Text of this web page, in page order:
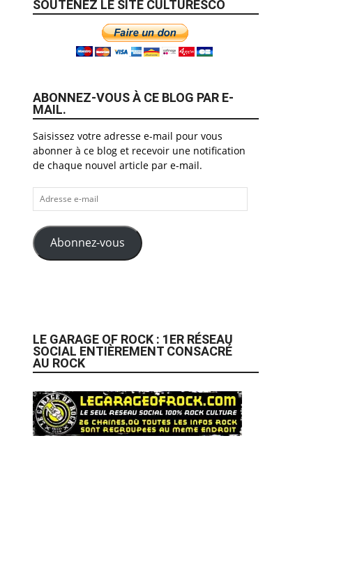
SOUTENEZ LE SITE CULTURESCO
ABONNEZ-VOUS À CE BLOG PAR E-
MAIL.
Saisissez votre adresse e-mail pour vous
abonner à ce blog et recevoir une notification
de chaque nouvel article par e-mail.
Adresse
e-
mail
Abonnez-vous
LE GARAGE OF ROCK : 1ER RÉSEAU
SOCIAL ENTIÈREMENT CONSACRÉ
AU ROCK